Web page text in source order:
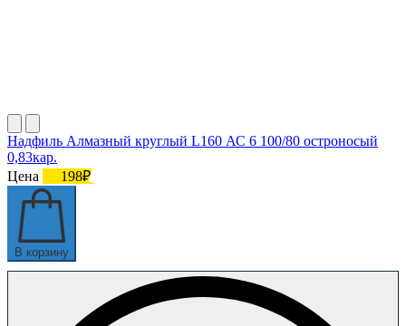
Надфиль Алмазный круглый L160 АС 6 100/80 остроносый
0,83кар.
Цена
198₽
В корзину